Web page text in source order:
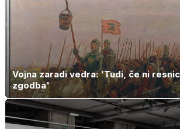
Vojna zaradi vedra: 'Tudi, če ni
zgodba'